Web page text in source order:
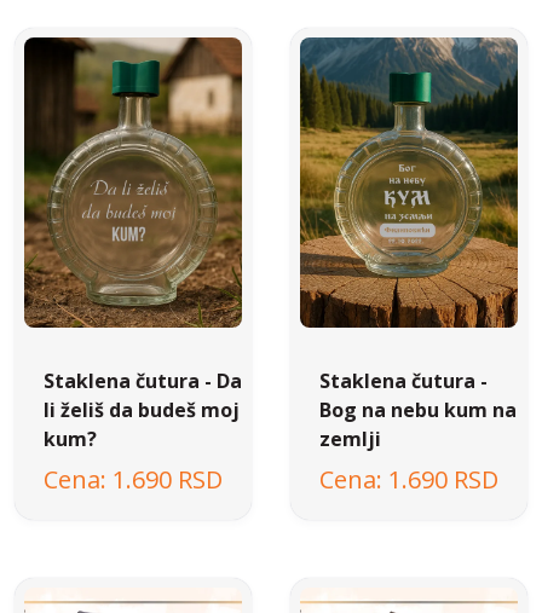
Staklena čutura - Da
li želiš da budeš moj
kum?
1.690 RSD
Staklena čutura -
Bog na nebu kum na
zemlji
1.690 RSD